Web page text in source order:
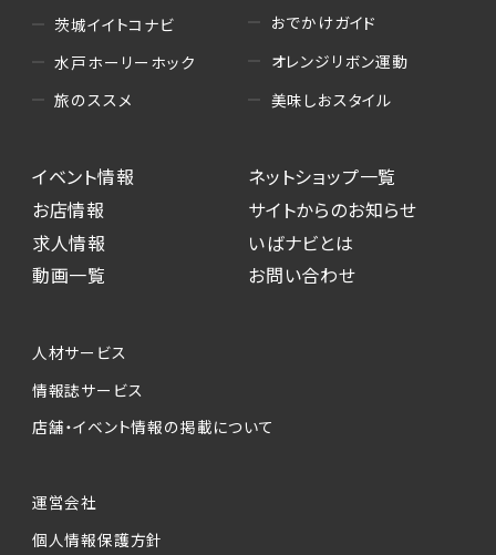
茨城イイトコナビ
水戸ホーリーホック
旅のススメ
おでかけガイド
オレンジリボン運動
美味しおスタイル
イベント情報
お店情報
求人情報
動画一覧
ネットショップ一覧
サイトからのお知らせ
いばナビとは
お問い合わせ
人材サービス
情報誌サービス
店舗・イベント情報の掲載について
運営会社
個人情報保護方針